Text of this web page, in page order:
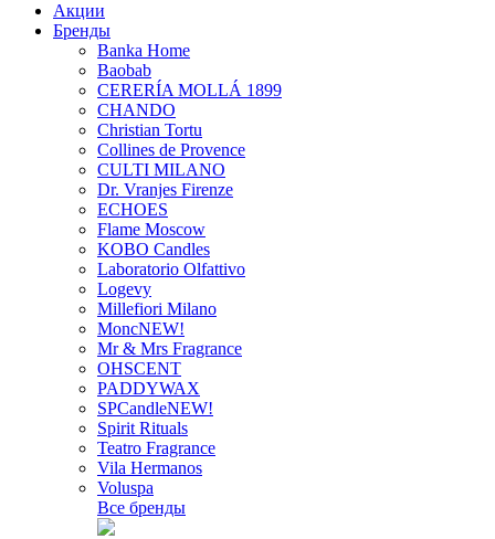
Акции
Бренды
Banka Home
Baobab
CERERÍA MOLLÁ 1899
CHANDO
Christian Tortu
Collines de Provence
CULTI MILANO
Dr. Vranjes Firenze
ECHOES
Flame Moscow
KOBO Candles
Laboratorio Olfattivo
Logevy
Millefiori Milano
MoncNEW!
Mr & Mrs Fragrance
OHSCENT
PADDYWAX
SPCandleNEW!
Spirit Rituals
Teatro Fragrance
Vila Hermanos
Voluspa
Все бренды